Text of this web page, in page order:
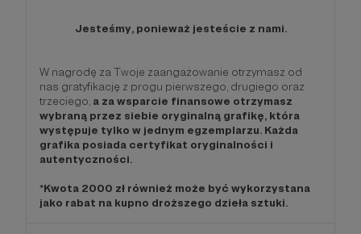
Jesteśmy, ponieważ jesteście z nami.
W nagrodę za Twoje zaangażowanie otrzymasz od
nas gratyfikację z progu pierwszego, drugiego oraz
trzeciego, a za wsparcie finansowe otrzymasz
wybraną przez siebie oryginalną grafikę, która
występuje tylko w jednym egzemplarzu. Każda
grafika posiada certyfikat oryginalności i
autentyczności.
*Kwota 2000 zł również może być wykorzystana
jako rabat na kupno droższego dzieła sztuki.